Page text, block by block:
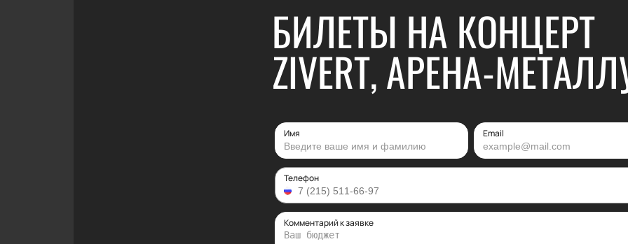
БИЛЕТЫ НА КОНЦЕРТ
ZIVERT, АРЕНА-
Имя Email
Телефон
Комментарий к заявке